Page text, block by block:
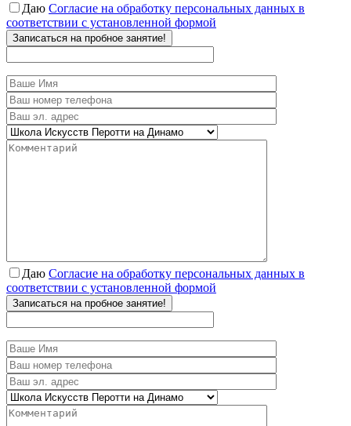
Даю Согласие на обработку персональных данных в
соответствии с установленной формой
Записаться на пробное занятие!
Даю Согласие на обработку персональных данных в
соответствии с установленной формой
Записаться на пробное занятие!